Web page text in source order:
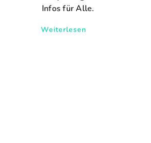
Infos für Alle.
Weiterlesen